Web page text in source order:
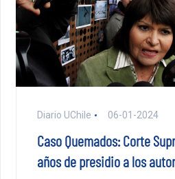
Diario UChile 06-01-2024
Caso Quemados: Corte
años de presidio a los